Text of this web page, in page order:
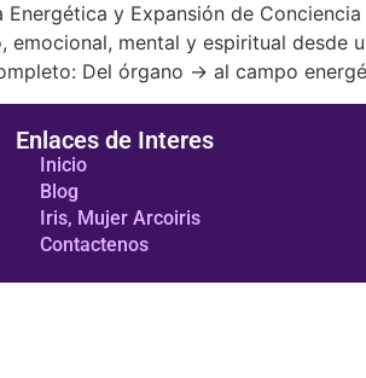
y Expansión de
mental y espiritual desde
Del órgano → al campo
Enlaces de Interes
Inicio
Blog
Iris, Mujer Arcoiris
Contactenos